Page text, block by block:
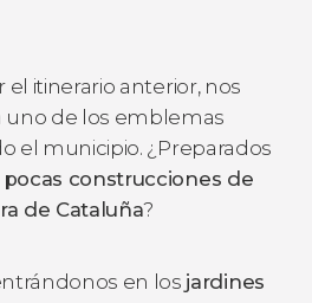
el itinerario anterior, nos
uno de los emblemas
el municipio. ¿Preparados
construcciones de
de Cataluña?
en los jardines